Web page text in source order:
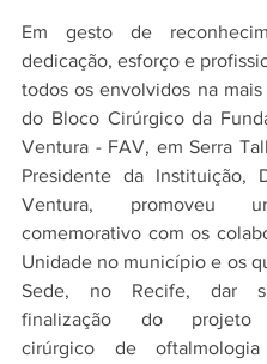
Em gesto de
dedicação, esforço e
todos os envolvidos na
do Bloco Cirúrgico da
Ventura - FAV, em Serra
Presidente da Instituição,
Ventura, promoveu
comemorativo com os
Unidade no município e os
Sede, no Recife, dar
finalização do projeto
cirúrgico de